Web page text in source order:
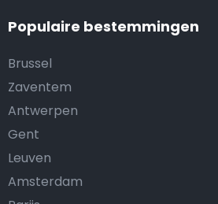
Populaire bestemmingen
Brussel
Zaventem
Antwerpen
Gent
Leuven
Amsterdam